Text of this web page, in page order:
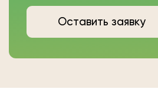
Оставить заявку